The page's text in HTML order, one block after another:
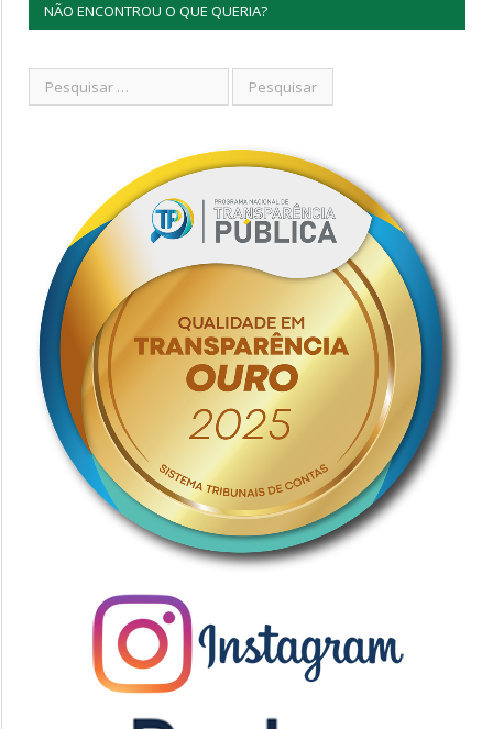
NÃO ENCONTROU O QUE QUERIA?